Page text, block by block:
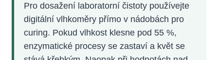
Pro dosažení laboratorní čistoty používejte
digitální vlhkoměry přímo v nádobách pro
curing. Pokud vlhkost klesne pod 55 %,
enzymatické procesy se zastaví a květ se